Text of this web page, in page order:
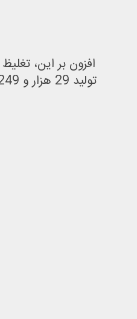
تولید 29 هزار و 249 تن و در تغلیظ فاز 2 رکورد تولید 29 هزار و 948 تن به ثبت رسید که در مقایسه با مدت زمان پیشین رکورد جدیدی محسوب می‌شود.